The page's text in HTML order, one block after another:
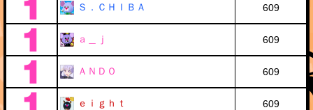
Ｓ．ＣＨＩＢＡ 609
ａ＿ｊ 609
ＡＮＤＯ 609
ｅｉｇｈｔ 609